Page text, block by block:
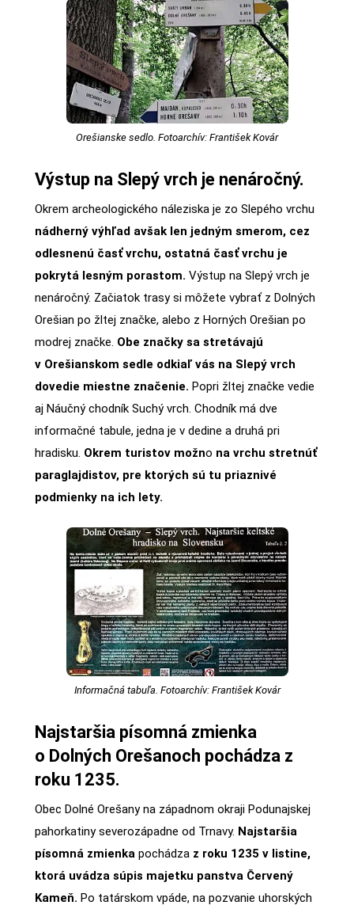
Orešianske sedlo. Fotoarchív: František Kovár
Výstup na Slepý vrch je nenáročný.
Okrem archeologického náleziska je zo Slepého vrchu
nádherný výhľad avšak len jedným smerom, cez
odlesnenú časť vrchu, ostatná časť vrchu je
pokrytá lesným porastom. Výstup na Slepý vrch je
nenáročný. Začiatok trasy si môžete vybrať z Dolných
Orešian po žltej značke, alebo z Horných Orešian po
modrej značke. Obe značky sa stretávajú
v Orešianskom sedle odkiaľ vás na Slepý vrch
dovedie miestne značenie. Popri žltej značke vedie
aj Náučný chodník Suchý vrch. Chodník má dve
informačné tabule, jedna je v dedine a druhá pri
hradisku. Okrem turistov možno na vrchu stretnúť
paraglajdistov, pre ktorých sú tu priaznivé
podmienky na ich lety.
Informačná tabuľa. Fotoarchív: František Kovár
Najstaršia písomná zmienka
o Dolných Orešanoch pochádza z
roku 1235.
Obec Dolné Orešany na západnom okraji Podunajskej
pahorkatiny severozápadne od Trnavy. Najstaršia
písomná zmienka pochádzaz roku 1235 v listine,
ktorá uvádza súpis majetku panstva Červený
Kameň. Po tatárskom vpáde, na pozvanie uhorských